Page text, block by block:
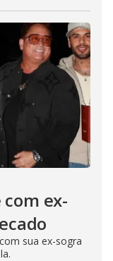
ex-
sua ex-sogra